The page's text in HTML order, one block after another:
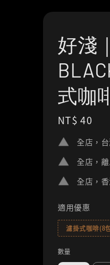
好淺
式咖
Regular
price
NT$ 40
全店，
全店，
全店，
適用優惠
濾掛式咖啡(8
數量